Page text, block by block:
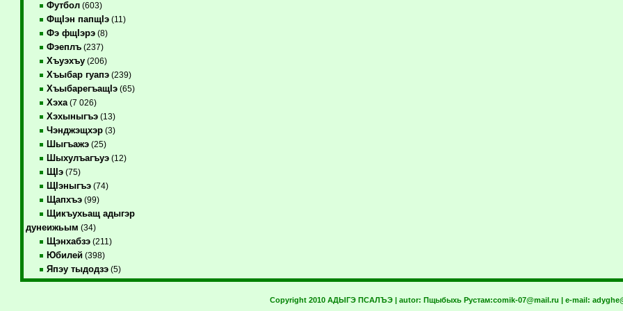
Футбол(603)
ФщIэн папщIэ(11)
Фэ фщIэрэ(8)
Фэеплъ(237)
Хъуэхъу(206)
Хъыбар гуапэ(239)
ХъыбарегъащIэ(65)
Хэха(7 026)
Хэхыныгъэ(13)
Чэнджэщхэр(3)
Шыгъажэ(25)
Шыхулъагъуэ(12)
ЩIэ(75)
ЩIэныгъэ(74)
Щапхъэ(99)
Щикъухьащ адыгэр
дунеижьым (34)
Щэнхабзэ(211)
Юбилей(398)
Япэу тыдодзэ(5)
Copyright 2010 АДЫГЭ ПСАЛЪЭ | autor: Пщыбыхь Рустам:comik-07@mail.ru | e-mail: